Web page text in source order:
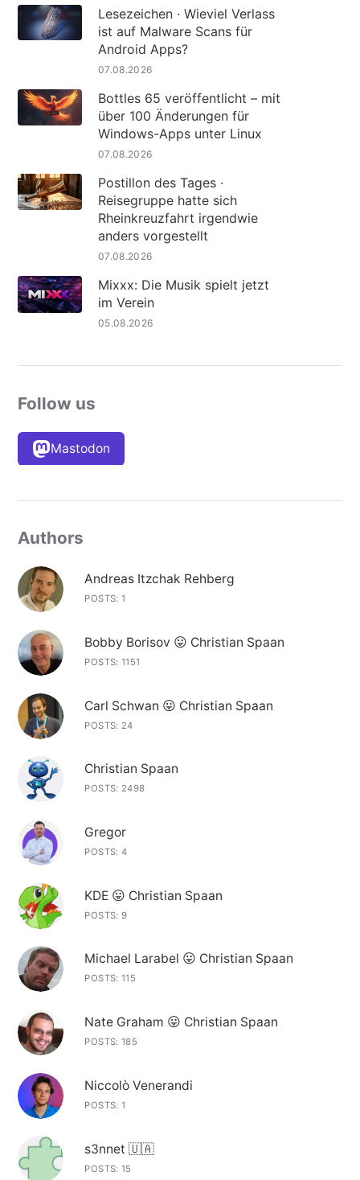
Lesezeichen · Wieviel Verlass
ist auf Malware Scans für
Android Apps?
07.08.2026
Bottles 65 veröffentlicht – mit
über 100 Änderungen für
Windows-Apps unter Linux
07.08.2026
Postillon des Tages ·
Reisegruppe hatte sich
Rheinkreuzfahrt irgendwie
anders vorgestellt
07.08.2026
Mixxx: Die Musik spielt jetzt
im Verein
05.08.2026
Follow us
Mastodon
Authors
Andreas Itzchak Rehberg
POSTS: 1
Bobby Borisov 😛 Christian Spaan
POSTS: 1151
Carl Schwan 😛 Christian Spaan
POSTS: 24
Christian Spaan
POSTS: 2498
Gregor
POSTS: 4
KDE 😛 Christian Spaan
POSTS: 9
Michael Larabel 😛 Christian Spaan
POSTS: 115
Nate Graham 😛 Christian Spaan
POSTS: 185
Niccolò Venerandi
POSTS: 1
s3nnet 🇺🇦
POSTS: 15